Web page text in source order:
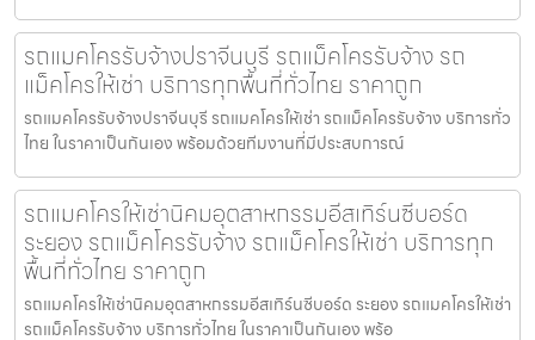
รถแมคโครรับจ้างปราจีนบุรี รถแม็คโครรับจ้าง รถ
แม็คโครให้เช่า บริการทุกพื้นที่ทั่วไทย ราคาถูก
รถแมคโครรับจ้างปราจีนบุรี รถแมคโครให้เช่า รถแม็คโครรับจ้าง บริการทั่ว
ไทย ในราคาเป็นกันเอง พร้อมด้วยทีมงานที่มีประสบการณ์
รถแมคโครให้เช่านิคมอุตสาหกรรมอีสเทิร์นซีบอร์ด
ระยอง รถแม็คโครรับจ้าง รถแม็คโครให้เช่า บริการทุก
พื้นที่ทั่วไทย ราคาถูก
รถแมคโครให้เช่านิคมอุตสาหกรรมอีสเทิร์นซีบอร์ด ระยอง รถแมคโครให้เช่า
รถแม็คโครรับจ้าง บริการทั่วไทย ในราคาเป็นกันเอง พร้อ